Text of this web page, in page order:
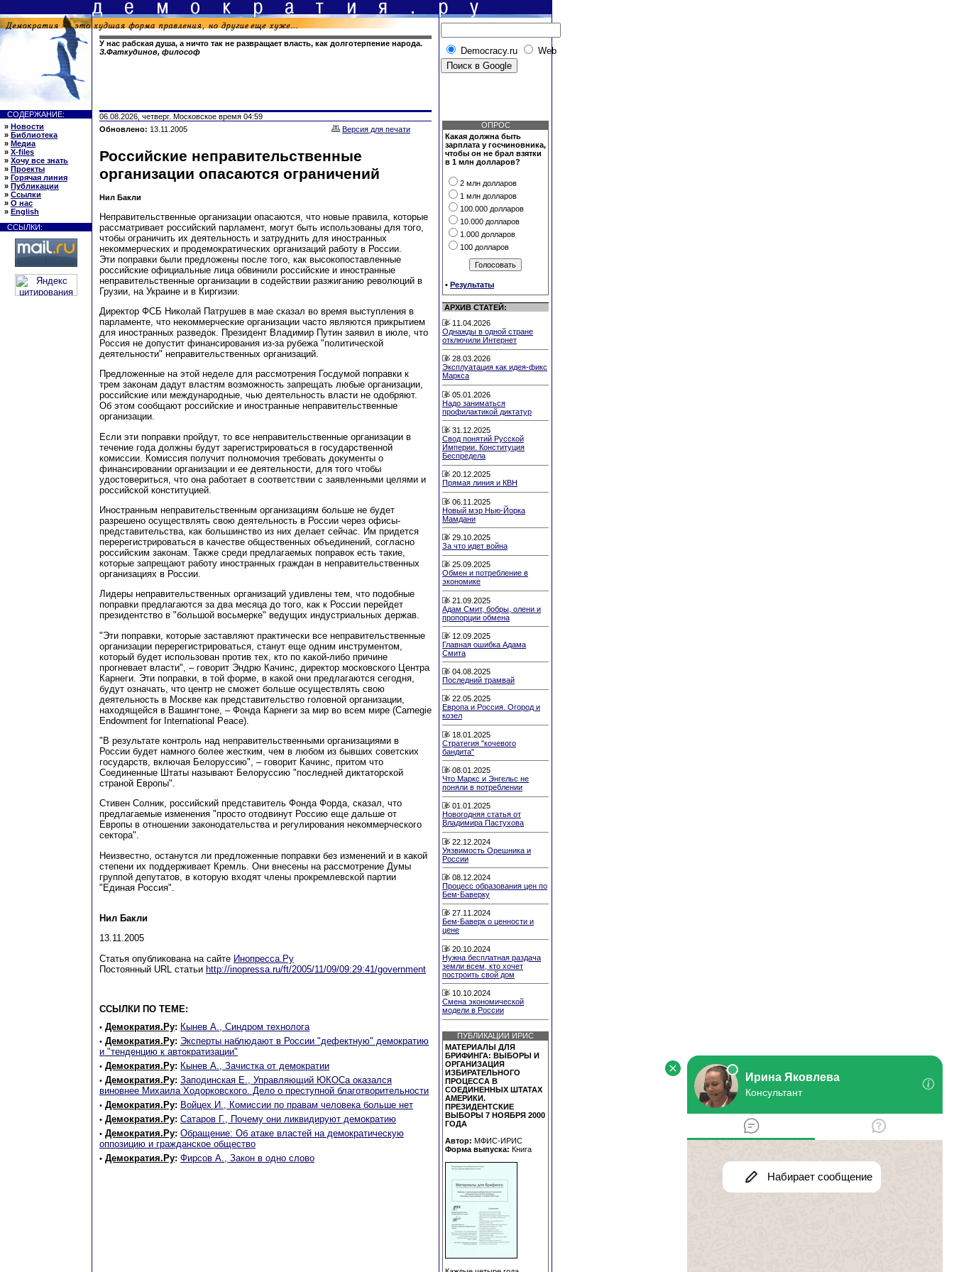
У нас рабская душа, а ничто так не развращает власть, как долготерпение народа.
З.Фаткудинов, философ
Democracy.ru Web
СОДЕРЖАНИЕ:
» Новости
» Библиотека
» Медиа
» X-files
» Хочу все знать
» Проекты
» Горячая линия
» Публикации
» Ссылки
» О нас
» English
ССЫЛКИ:
06.08.2026, четверг. Московское время 04:59
Обновлено: 13.11.2005 Версия для печати
Российские неправительственные
организации опасаются ограничений
Нил Бакли
Неправительственные организации опасаются, что новые правила, которые
рассматривает российский парламент, могут быть использованы для того,
чтобы ограничить их деятельность и затруднить для иностранных
некоммерческих и продемократических организаций работу в России.
Эти поправки были предложены после того, как высокопоставленные
российские официальные лица обвинили российские и иностранные
неправительственные организации в содействии разжиганию революций в
Грузии, на Украине и в Киргизии.
Директор ФСБ Николай Патрушев в мае сказал во время выступления в
парламенте, что некоммерческие организации часто являются прикрытием
для иностранных разведок. Президент Владимир Путин заявил в июле, что
Россия не допустит финансирования из-за рубежа "политической
деятельности" неправительственных организаций.
Предложенные на этой неделе для рассмотрения Госдумой поправки к
трем законам дадут властям возможность запрещать любые организации,
российские или международные, чью деятельность власти не одобряют.
Об этом сообщают российские и иностранные неправительственные
организации.
Если эти поправки пройдут, то все неправительственные организации в
течение года должны будут зарегистрироваться в государственной
комиссии. Комиссия получит полномочия требовать документы о
финансировании организации и ее деятельности, для того чтобы
удостовериться, что она работает в соответствии с заявленными целями и
российской конституцией.
Иностранным неправительственным организациям больше не будет
разрешено осуществлять свою деятельность в России через офисы-
представительства, как большинство из них делает сейчас. Им придется
перерегистрироваться в качестве общественных объединений, согласно
российским законам. Также среди предлагаемых поправок есть такие,
которые запрещают работу иностранных граждан в неправительственных
организациях в России.
Лидеры неправительственных организаций удивлены тем, что подобные
поправки предлагаются за два месяца до того, как к России перейдет
президентство в "большой восьмерке" ведущих индустриальных держав.
"Эти поправки, которые заставляют практически все неправительственные
организации перерегистрироваться, станут еще одним инструментом,
который будет использован против тех, кто по какой-либо причине
прогневает власти", – говорит Эндрю Качинс, директор московского Центра
Карнеги. Эти поправки, в той форме, в какой они предлагаются сегодня,
будут означать, что центр не сможет больше осуществлять свою
деятельность в Москве как представительство головной организации,
находящейся в Вашингтоне, – Фонда Карнеги за мир во всем мире (Carnegie
Endowment for International Peace).
"В результате контроль над неправительственными организациями в
России будет намного более жестким, чем в любом из бывших советских
государств, включая Белоруссию", – говорит Качинс, притом что
Соединенные Штаты называют Белоруссию "последней диктаторской
страной Европы".
Стивен Солник, российский представитель Фонда Форда, сказал, что
предлагаемые изменения "просто отодвинут Россию еще дальше от
Европы в отношении законодательства и регулирования некоммерческого
сектора".
Неизвестно, останутся ли предложенные поправки без изменений и в какой
степени их поддерживает Кремль. Они внесены на рассмотрение Думы
группой депутатов, в которую входят члены прокремлевской партии
"Единая Россия".
Нил Бакли
13.11.2005
Статья опубликована на сайте Инопресса.Ру
Постоянный URL статьи http://inopressa.ru/ft/2005/11/09/09:29:41/government
ССЫЛКИ ПО ТЕМЕ:
• Демократия.Ру: Кынев А., Синдром технолога
• Демократия.Ру: Эксперты наблюдают в России "дефектную" демократию
и "тенденцию к автократизации"
• Демократия.Ру: Кынев А., Зачистка от демократии
• Демократия.Ру: Заподинская Е., Управляющий ЮКОСа оказался
виновнее Михаила Ходорковского. Дело о преступной благотворительности
• Демократия.Ру: Войцех И., Комиссии по правам человека больше нет
• Демократия.Ру: Сатаров Г., Почему они ликвидируют демократию
• Демократия.Ру: Обращение: Об атаке властей на демократическую
оппозицию и гражданское общество
• Демократия.Ру: Фирсов А., Закон в одно слово
ОПРОС
Какая должна быть
зарплата у госчиновника,
чтобы он не брал взятки
в 1 млн долларов?
2 млн долларов
1 млн долларов
100.000 долларов
10.000 долларов
1.000 долларов
100 долларов
• Результаты
АРХИВ СТАТЕЙ:
11.04.2026
Однажды в одной стране
отключили Интернет
28.03.2026
Эксплуатация как идея-фикс
Маркса
05.01.2026
Надо заниматься
профилактикой диктатур
31.12.2025
Свод понятий Русской
Империи. Конституция
Беспредела
20.12.2025
Прямая линия и КВН
06.11.2025
Новый мэр Нью-Йорка
Мамдани
29.10.2025
За что идет война
25.09.2025
Обмен и потребление в
экономике
21.09.2025
Адам Смит, бобры, олени и
пропорции обмена
12.09.2025
Главная ошибка Адама
Смита
04.08.2025
Последний трамвай
22.05.2025
Европа и Россия. Огород и
козел
18.01.2025
Стратегия "кочевого
бандита"
08.01.2025
Что Маркс и Энгельс не
поняли в потреблении
01.01.2025
Новогодняя статья от
Владимира Пастухова
22.12.2024
Уязвимость Орешника и
России
08.12.2024
Процесс образования цен по
Бем-Баверку
27.11.2024
Бем-Баверк о ценности и
цене
20.10.2024
Нужна бесплатная раздача
земли всем, кто хочет
построить свой дом
10.10.2024
Смена экономической
модели в России
ПУБЛИКАЦИИ ИРИС
МАТЕРИАЛЫ ДЛЯ
БРИФИНГА: ВЫБОРЫ И
ОРГАНИЗАЦИЯ
ИЗБИРАТЕЛЬНОГО
ПРОЦЕССА В
СОЕДИНЕННЫХ ШТАТАХ
АМЕРИКИ.
ПРЕЗИДЕНТСКИЕ
ВЫБОРЫ 7 НОЯБРЯ 2000
ГОДА
Автор: МФИС-ИРИС
Форма выпуска: Книга